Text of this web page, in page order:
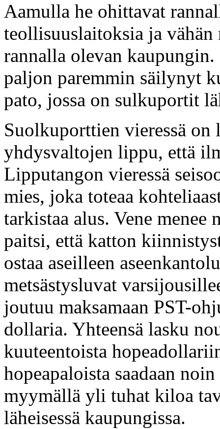
Aamulla he ohittavat
teollisuuslaitoksia ja
rannalla olevan
paljon paremmin säilynyt
pato, jossa on sulkuportit
Suolkuporttien vieressä on
yhdysvaltojen lippu, että
Lipputangon vieressä
mies, joka toteaa
tarkistaa alus. Vene menee
paitsi, että katton
ostaa aseilleen
metsästysluvat
joutuu maksamaan PST-
dollaria. Yhteensä lasku
kuuteentoista
hopeapaloista saadaan
myymällä yli tuhat kiloa
läheisessä kaupungissa.